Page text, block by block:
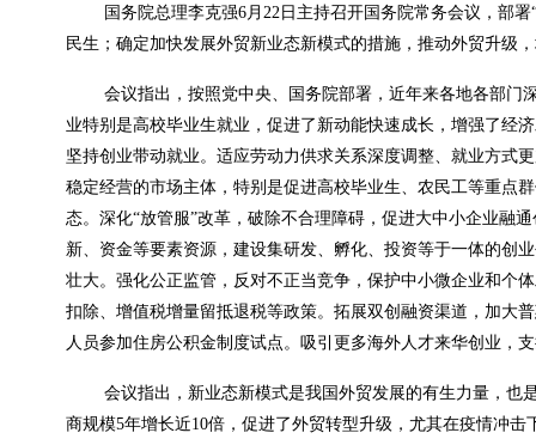
国务院总理李克强6月22日主持召开国务院常务会议，部
民生；确定加快发展外贸新业态新模式的措施，推动外贸升级
会议指出，按照党中央、国务院部署，近年来各地各部门
业特别是高校毕业生就业，促进了新动能快速成长，增强了经
坚持创业带动就业。适应劳动力供求关系深度调整、就业方式
稳定经营的市场主体，特别是促进高校毕业生、农民工等重点
态。深化“放管服”改革，破除不合理障碍，促进大中小企业融
新、资金等要素资源，建设集研发、孵化、投资等于一体的创
壮大。强化公正监管，反对不正当竞争，保护中小微企业和个
扣除、增值税增量留抵退税等政策。拓展双创融资渠道，加大
人员参加住房公积金制度试点。吸引更多海外人才来华创业，
会议指出，新业态新模式是我国外贸发展的有生力量，也
商规模5年增长近10倍，促进了外贸转型升级，尤其在疫情冲